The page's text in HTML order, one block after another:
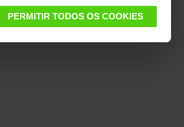
PERMITIR TODOS OS COOKIES